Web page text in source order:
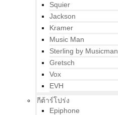
Squier
Jackson
Kramer
Music Man
Sterling by Musicman
Gretsch
Vox
EVH
กีต้าร์โปร่ง
Epiphone